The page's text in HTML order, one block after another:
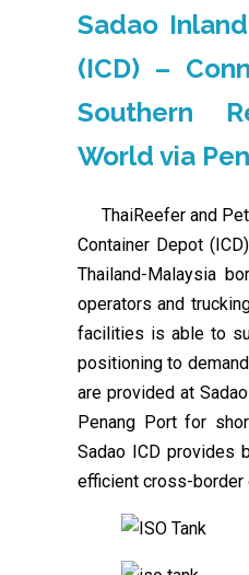
Sadao
(ICD) –
Southern
World via
ThaiReefer and
Container Depot
Thailand-Malaysia
operators and
facilities is able to
positioning to
are provided at
Penang Port for
Sadao ICD provides
efficient cross-border